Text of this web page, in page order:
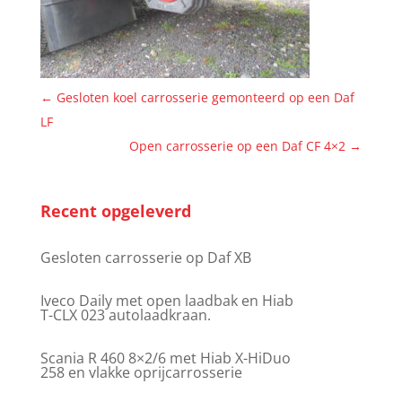
← Gesloten koel carrosserie gemonteerd op een Daf
LF
Open carrosserie op een Daf CF 4×2 →
Recent opgeleverd
Gesloten carrosserie op Daf XB
Iveco Daily met open laadbak en Hiab
T-CLX 023 autolaadkraan.
Scania R 460 8×2/6 met Hiab X-HiDuo
258 en vlakke oprijcarrosserie